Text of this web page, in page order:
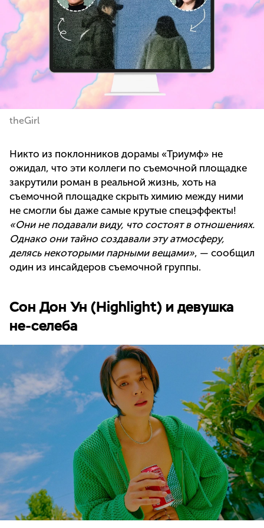
theGirl
Никто из поклонников дорамы «Триумф» не
ожидал, что эти коллеги по съемочной площадке
закрутили роман в реальной жизнь, хоть на
съемочной площадке скрыть химию между ними
не смогли бы даже самые крутые спецэффекты!
«Они не подавали виду, что состоят в отношениях.
Однако они тайно создавали эту атмосферу,
делясь некоторыми парными вещами», — cообщил
один из инсайдеров съемочной группы.
Сон Дон Ун (Highlight) и девушка
не-селеба